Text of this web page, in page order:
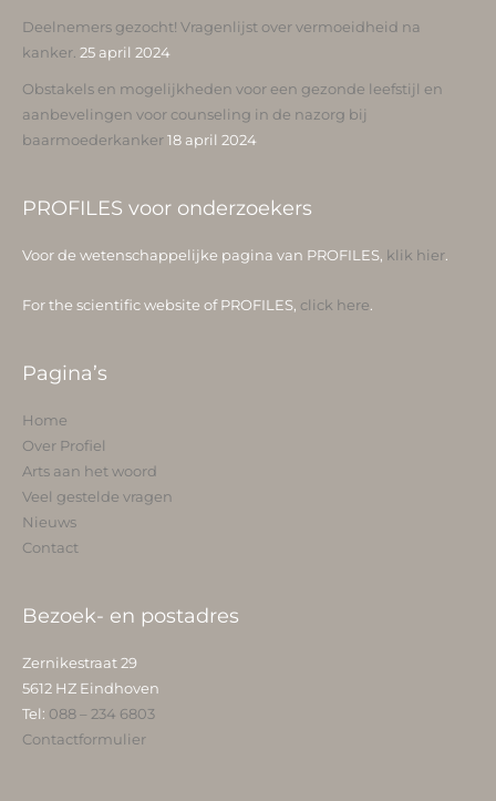
Deelnemers gezocht! Vragenlijst over vermoeidheid na
kanker. 25 april 2024
Obstakels en mogelijkheden voor een gezonde leefstijl en
aanbevelingen voor counseling in de nazorg bij
baarmoederkanker 18 april 2024
PROFILES voor onderzoekers
Voor de wetenschappelijke pagina van PROFILES, klik hier.
For the scientific website of PROFILES, click here.
Pagina’s
Home
Over Profiel
Arts aan het woord
Veel gestelde vragen
Nieuws
Contact
Bezoek- en postadres
Zernikestraat 29
5612 HZ Eindhoven
Tel: 088 – 234 6803
Contactformulier